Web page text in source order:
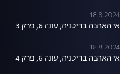
18.8.2024
אי האהבה בריטניה, עונה 6, פרק 3
18.8.2024
אי האהבה בריטניה, עונה 6, פרק 4